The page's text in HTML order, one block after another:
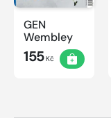
GEN
Wembley
155Kč